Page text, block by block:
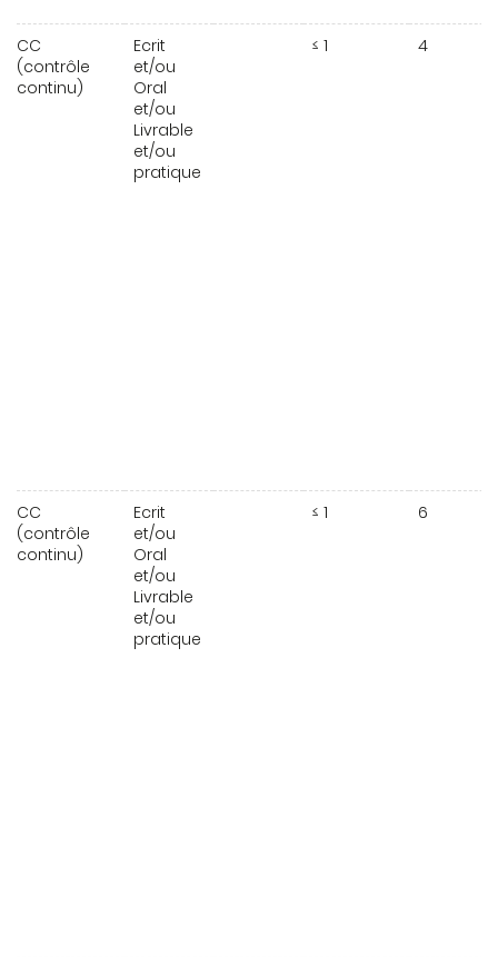
CC
(contrôle
continu)
Ecrit
et/ou
Oral
et/ou
Livrable
et/ou
pratique
≤ 1 4
CC
(contrôle
continu)
Ecrit
et/ou
Oral
et/ou
Livrable
et/ou
pratique
≤ 1 6